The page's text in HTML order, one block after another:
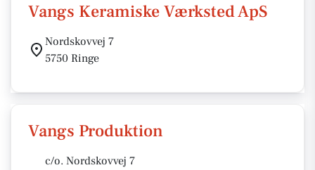
Vangs Keramiske Værksted ApS
Nordskovvej 7
5750 Ringe
Vangs Produktion
c/o. Nordskovvej 7